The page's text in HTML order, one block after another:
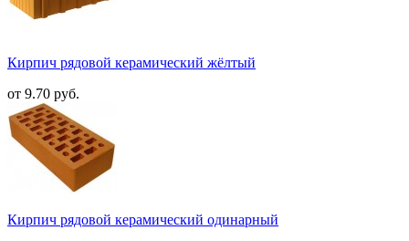
Кирпич рядовой керамический жёлтый
от 9.70 руб.
Кирпич рядовой керамический одинарный